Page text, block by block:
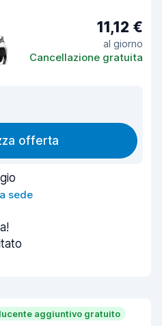
11,12 €
al giorno
Cancellazione gratuita
offerta
sede
aggiuntivo gratuito